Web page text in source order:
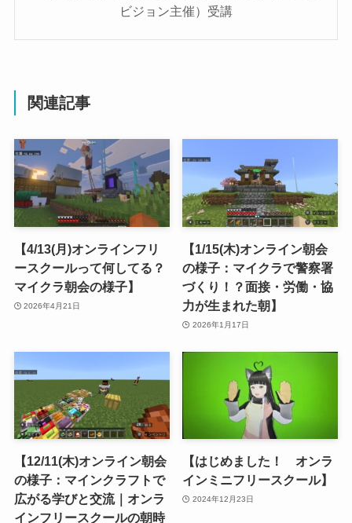
ビジョン主催）受講
関連記事
【4/13(月)オンラインフリ
ースクールって何してる？
マイクラ朝会の様子】
2026年4月21日
【1/15(木)オンライン朝会
の様子：マイクラで警察署
づくり！？面接・労働・協
力が生まれた朝】
2026年1月17日
【12/11(木)オンライン朝会
の様子：マインクラフトで
広がる学びと交流｜オンラ
インフリースクールの朝時
【はじめました！ オンラ
インミニフリースクール】
2024年12月23日